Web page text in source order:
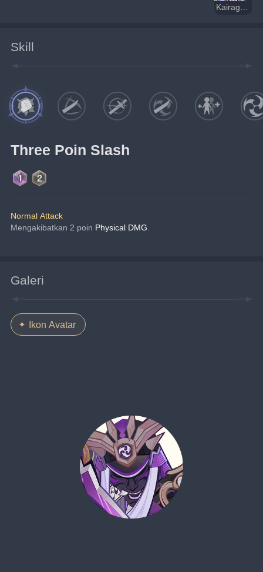
Kairagi: Dancing Thunder
Skill
Three Poin Slash
Normal Attack
Mengakibatkan 2 poin Physical DMG
Galeri
Ikon Avatar